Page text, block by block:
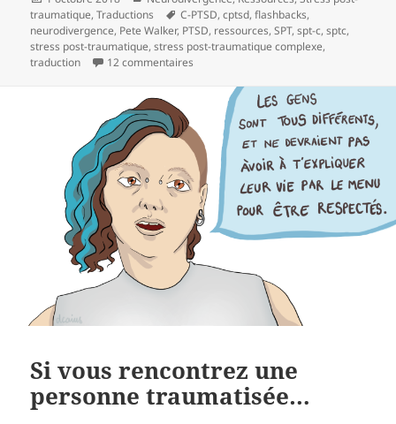
le
traumatique,Traductions
Mots-
clés
C-PTSD,cptsd,flashbacks,
neurodivergence, Pete Walker, PTSD, ressources,SPT,spt-c,sptc,
stress post-traumatique,stress post-traumatique complexe,
traduction
12 commentaires
Si vous rencontrez une
personne traumatisée…